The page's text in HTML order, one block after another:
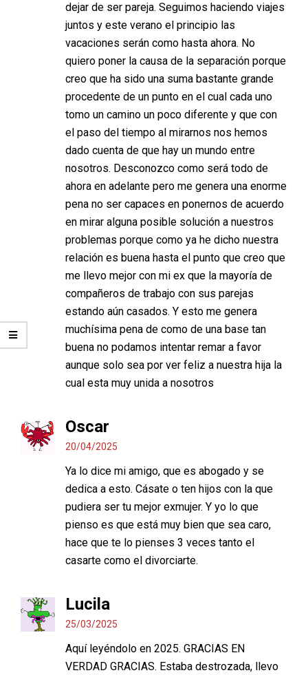
dejar de ser pareja. Seguimos haciendo viajes
juntos y este verano el principio las
vacaciones serán como hasta ahora. No
quiero poner la causa de la separación porque
creo que ha sido una suma bastante grande
procedente de un punto en el cual cada uno
tomo un camino un poco diferente y que con
el paso del tiempo al mirarnos nos hemos
dado cuenta de que hay un mundo entre
nosotros. Desconozco como será todo de
ahora en adelante pero me genera una enorme
pena no ser capaces en ponernos de acuerdo
en mirar alguna posible solución a nuestros
problemas porque como ya he dicho nuestra
relación es buena hasta el punto que creo que
me llevo mejor con mi ex que la mayoría de
compañeros de trabajo con sus parejas
estando aún casados. Y esto me genera
muchísima pena de como de una base tan
buena no podamos intentar remar a favor
aunque solo sea por ver feliz a nuestra hija la
cual esta muy unida a nosotros
Oscar
20/04/2025
Ya lo dice mi amigo, que es abogado y se
dedica a esto. Cásate o ten hijos con la que
pudiera ser tu mejor exmujer. Y yo lo que
pienso es que está muy bien que sea caro,
hace que te lo pienses 3 veces tanto el
casarte como el divorciarte.
Lucila
25/03/2025
Aquí leyéndolo en 2025. GRACIAS EN
VERDAD GRACIAS. Estaba destrozada, llevo